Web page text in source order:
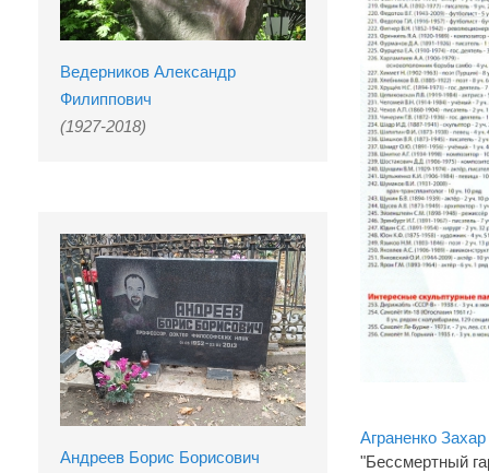
Ведерников Александр
Филиппович
(1927-2018)
Андреев Борис Борисович
Аграненко
"Бессмертный